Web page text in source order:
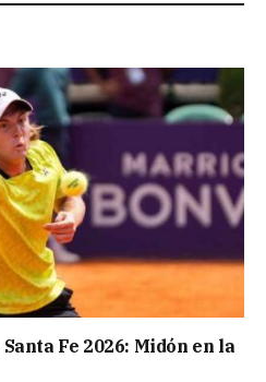
Fe 2026: Midón en la